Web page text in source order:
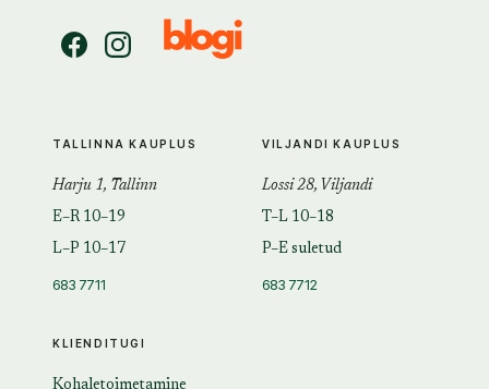
KLIENDITUGI
TALLINNA KAUPLUS
Harju 1, Tallinn
E–R 10–19
L–P 10–17
683 7711
VILJANDI KAUPLUS
Lossi 28, Viljandi
T–L 10–18
P–E suletud
683 7712